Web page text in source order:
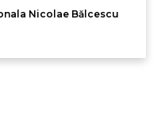
Nicolae Bălcescu